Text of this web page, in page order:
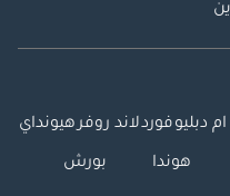
دبليوفوردلاند روفرهيونداي
هوندا بورش